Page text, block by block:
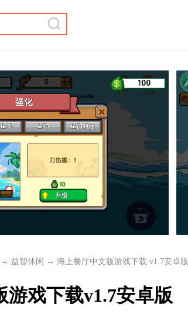
→ 益智休闲 → 海上餐厅中文版游戏下载 v1.7安卓版
游戏下载v1.7安卓版